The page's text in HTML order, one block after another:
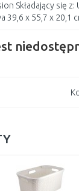
Składający
39,6 x 55,7 x 20,1